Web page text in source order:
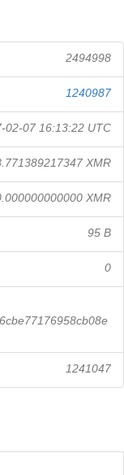
2494998
1240987
02-07 16:13:22 UTC
XMR
XMR
95 B
0
1241047